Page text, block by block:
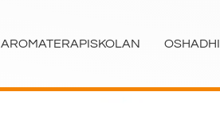
AROMATERAPISKOLAN OSHADHI